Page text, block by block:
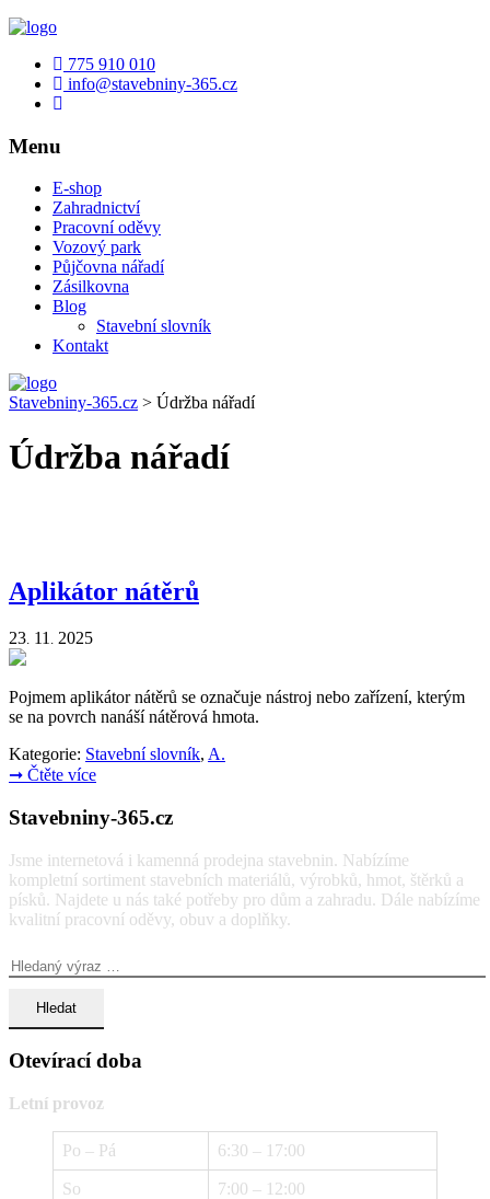
775 910 010
info@stavebniny-365.cz
Menu
E-shop
Zahradnictví
Pracovní oděvy
Vozový park
Půjčovna nářadí
Zásilkovna
Blog
Stavební slovník
Kontakt
Stavebniny-365.cz > Údržba nářadí
Údržba nářadí
Aplikátor nátěrů
23. 11 . 2025
Pojmem aplikátor nátěrů se označuje nástroj nebo zařízení, kterým
se na povrch nanáší nátěrová hmota.
Kategorie: Stavební slovník, A.
➞ Čtěte více
Stavebniny-365.cz
Jsme internetová i kamenná prodejna stavebnin. Nabízíme
kompletní sortiment stavebních materiálů, výrobků, hmot, štěrků a
písků. Najdete u nás také potřeby pro dům a zahradu. Dále nabízíme
kvalitní pracovní oděvy, obuv a doplňky.
Otevírací doba
Letní provoz
Po – Pá 6:30 – 17:00
So 7:00 – 12:00